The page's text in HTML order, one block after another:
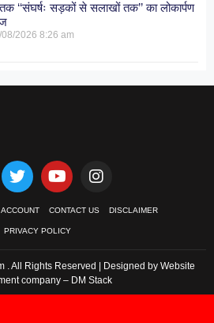
‘‘संघर्षः सड़कों से सलाखों तक’’ का लोकार्पण
08/20268:26 am
ACCOUNT CONTACT US DISCLAIMER
PRIVACY POLICY
. All Rights Reserved | Designed by Website
company – DM Stack